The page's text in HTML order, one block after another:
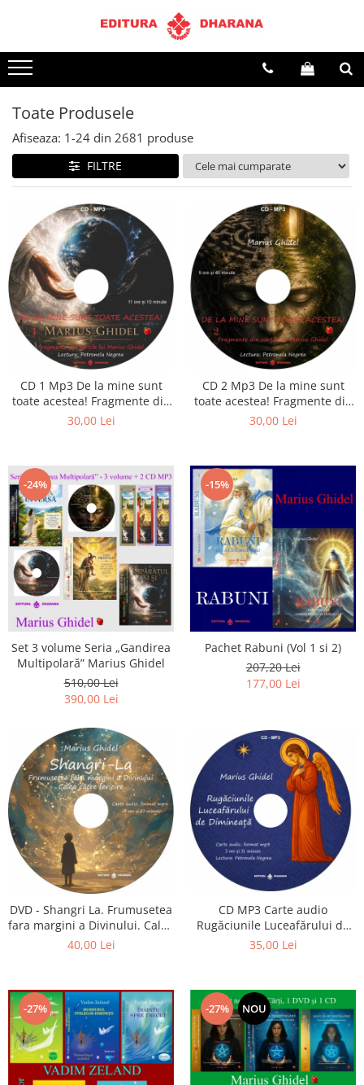
Terapii
Dietoterapie
Toate Produsele
Afiseaza: 1-24 din 2681 produse
FILTRE
CD 1 Mp3 De la mine sunt
toate acestea! Fragmente din
cărțile lui Marius Ghidel
30,00 Lei
CD 2 Mp3 De la mine sunt
toate acestea! Fragmente din
cărțile lui Marius Ghidel
30,00 Lei
-24%
Set 3 volume Seria „Gandirea
Multipolară” Marius Ghidel
510,00 Lei
390,00 Lei
-15%
Pachet Rabuni (Vol 1 si 2)
207,20 Lei
177,00 Lei
DVD - Shangri La. Frumusetea
fara margini a Divinului. Calea
catre fericire
40,00 Lei
CD MP3 Carte audio
Rugăciunile Luceafărului de
dimineață
35,00 Lei
-27% -27% NOU